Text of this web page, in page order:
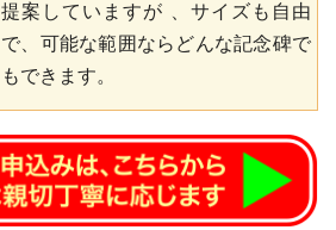
提案していますが 、サイズも自由
で、可能な範囲ならどんな記念碑で
もできます。